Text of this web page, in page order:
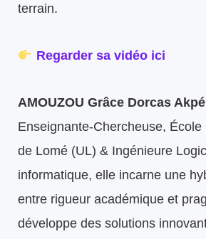
terrain.
Regarder sa vidéo ici
AMOUZOU Grâce Dorcas
Enseignante-Chercheuse,
de Lomé (UL) & Ingénieure
informatique, elle incarne une
entre rigueur académique et
développe des solutions